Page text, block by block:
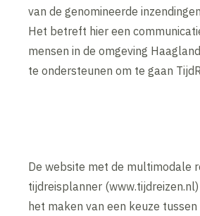
van de genomineerde
Het betreft hier een
mensen in de omgeving
te ondersteunen om te gaan
De website met de multimodale
tijdreisplanner
het maken van een keuze